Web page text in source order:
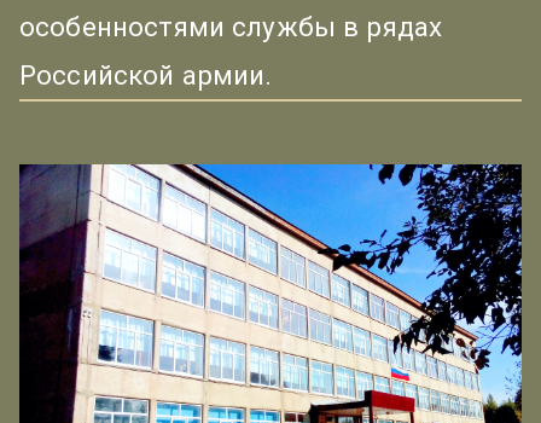
особенностями службы в рядах
Российской армии.